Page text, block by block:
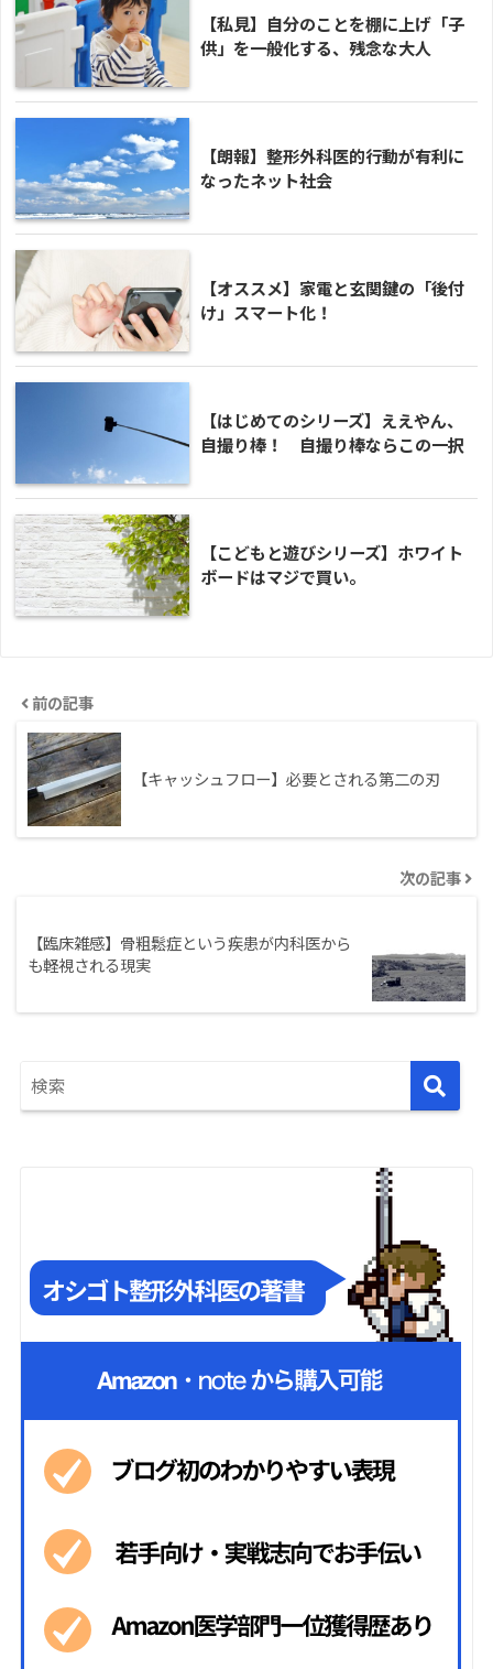
【私見】自分のことを棚に上げ「子
供」を一般化する、残念な大人
【朗報】整形外科医的行動が有利に
なったネット社会
【オススメ】家電と玄関鍵の「後付
け」スマート化！
【はじめてのシリーズ】ええやん、
自撮り棒！ 自撮り棒ならこの一択
【こどもと遊びシリーズ】ホワイト
ボードはマジで買い。
前の記事
【キャッシュフロー】必要とされる第二の刃
次の記事
【臨床雑感】骨粗鬆症という疾患が内科医から
も軽視される現実